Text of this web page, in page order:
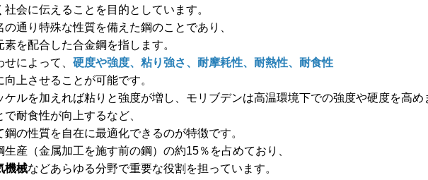
会に伝えることを目的としています。
の通り特殊な性質を備えた鋼のことであり、
を配合した合金鋼を指します。
によって、 硬度や強度、粘り強さ、耐摩耗性、耐熱性、耐食性
上させることが可能です。
ケルを加えれば粘りと強度が増し、モリブデンは高温環境下での強度や硬度を高め
耐食性が向上するなど、
の性質を自在に最適化できるのが特徴です。
産（金属加工を施す前の鋼）の約15％を占めており、
機械などあらゆる分野で重要な役割を担っています。